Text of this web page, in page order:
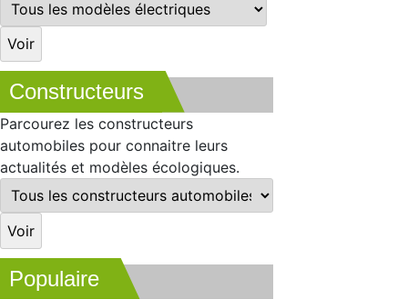
Constructeurs
Parcourez les constructeurs
automobiles pour connaitre leurs
actualités et modèles écologiques.
Populaire